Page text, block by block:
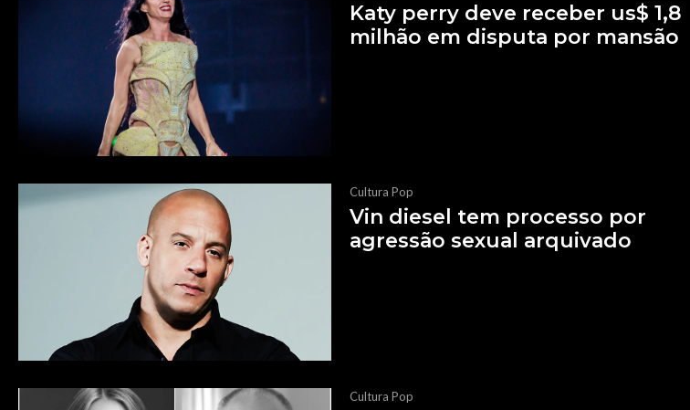
Katy perry deve receber us$ 1,8
milhão em disputa por mansão
Cultura Pop
Vin diesel tem processo por
agressão sexual arquivado
Cultura Pop